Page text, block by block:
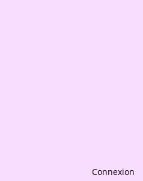
Connexion